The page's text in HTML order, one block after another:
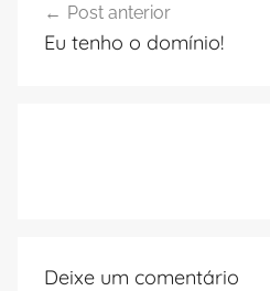
de
Post anterior
Eu tenho o domínio!
Deixe um comentário